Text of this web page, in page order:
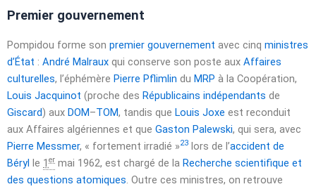
Premier gouvernement
Pompidou forme son premier gouvernement avec cinq ministres
d’État : André Malraux qui conserve son poste aux Affaires
culturelles, l’éphémère Pierre Pflimlin du MRP à la Coopération,
Louis Jacquinot (proche des Républicains indépendants de
Giscard) aux DOM–TOM, tandis que Louis Joxe est reconduit
aux Affaires algériennes et que Gaston Palewski, qui sera, avec
Pierre Messmer, « fortement irradié »23 lors de l’accident de
Béryl le 1 er mai 1962, est chargé de la Recherche scientifique et
des questions atomiques . Outre ces ministres, on retrouve